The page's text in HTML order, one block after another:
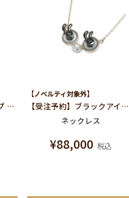
【受注予約】ルビーリップ ピアス
【ノベルティ対象外】
【受注予約】ブラックアイズ ネックレス
ネックレス
¥88,000 税込